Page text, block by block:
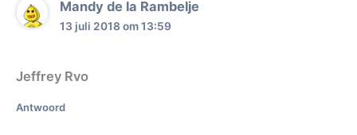
Mandy de la Rambelje
13 juli 2018 om 13:59
Jeffrey Rvo
Antwoord